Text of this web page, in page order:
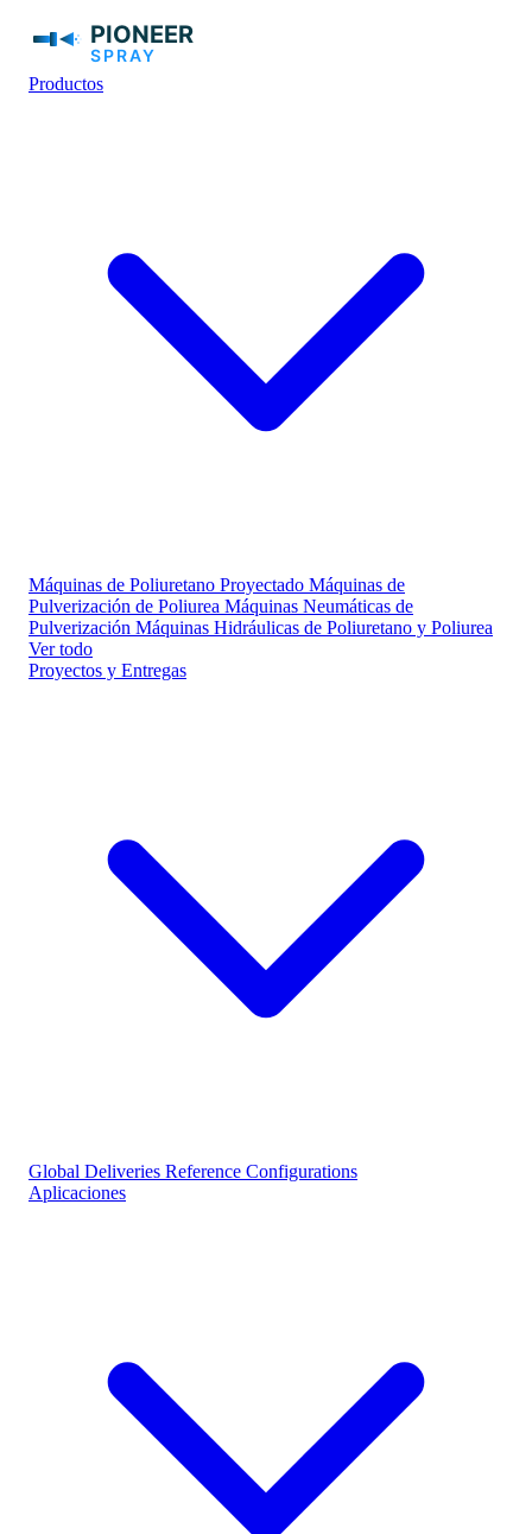
Productos
Máquinas de Poliuretano Proyectado Máquinas de
Pulverización de Poliurea Máquinas Neumáticas de
Pulverización Máquinas Hidráulicas de Poliuretano y Poliurea
Ver todo
Proyectos y Entregas
Global Deliveries Reference Configurations
Aplicaciones